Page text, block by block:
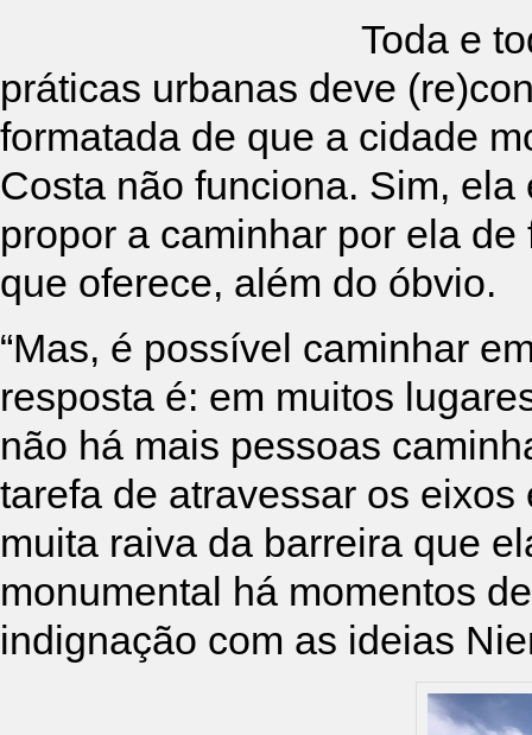
Toda e
práticas urbanas deve
formatada de que a cidade
Costa não funciona. Sim,
propor a caminhar por ela
que oferece, além do óbvio.
“Mas, é possível caminhar
resposta é: em muitos
não há mais pessoas
tarefa de atravessar os eixos
muita raiva da barreira que
monumental há momentos
indignação com as ideias